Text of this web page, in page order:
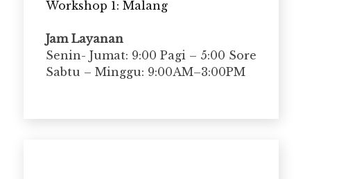
Workshop 1: Malang
Jam Layanan
Senin- Jumat: 9:00 Pagi – 5:00 Sore
Sabtu – Minggu: 9:00AM–3:00PM